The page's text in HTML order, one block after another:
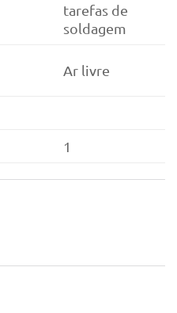
tarefas de
soldagem
Ar livre
1